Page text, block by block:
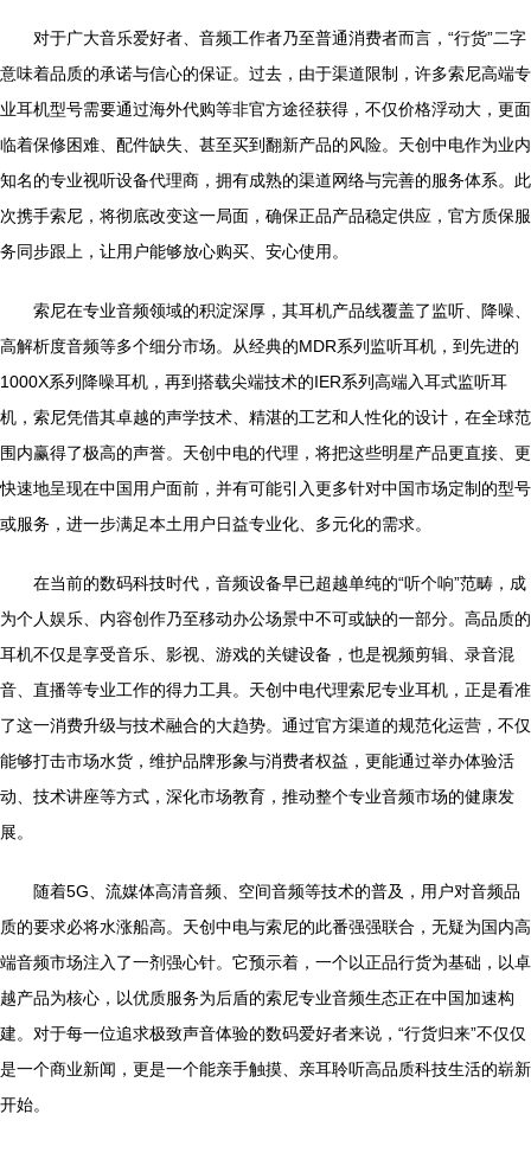
对于广大音乐爱好者、音频工作者乃至普通消费者而言，“行货”二字
意味着品质的承诺与信心的保证。过去，由于渠道限制，许多索尼高端专
业耳机型号需要通过海外代购等非官方途径获得，不仅价格浮动大，更面
临着保修困难、配件缺失、甚至买到翻新产品的风险。天创中电作为业内
知名的专业视听设备代理商，拥有成熟的渠道网络与完善的服务体系。此
次携手索尼，将彻底改变这一局面，确保正品产品稳定供应，官方质保服
务同步跟上，让用户能够放心购买、安心使用。
索尼在专业音频领域的积淀深厚，其耳机产品线覆盖了监听、降噪、
高解析度音频等多个细分市场。从经典的MDR系列监听耳机，到先进的
1000X系列降噪耳机，再到搭载尖端技术的IER系列高端入耳式监听耳
机，索尼凭借其卓越的声学技术、精湛的工艺和人性化的设计，在全球范
围内赢得了极高的声誉。天创中电的代理，将把这些明星产品更直接、更
快速地呈现在中国用户面前，并有可能引入更多针对中国市场定制的型号
或服务，进一步满足本土用户日益专业化、多元化的需求。
在当前的数码科技时代，音频设备早已超越单纯的“听个响”范畴，成
为个人娱乐、内容创作乃至移动办公场景中不可或缺的一部分。高品质的
耳机不仅是享受音乐、影视、游戏的关键设备，也是视频剪辑、录音混
音、直播等专业工作的得力工具。天创中电代理索尼专业耳机，正是看准
了这一消费升级与技术融合的大趋势。通过官方渠道的规范化运营，不仅
能够打击市场水货，维护品牌形象与消费者权益，更能通过举办体验活
动、技术讲座等方式，深化市场教育，推动整个专业音频市场的健康发
展。
随着5G、流媒体高清音频、空间音频等技术的普及，用户对音频品
质的要求必将水涨船高。天创中电与索尼的此番强强联合，无疑为国内高
端音频市场注入了一剂强心针。它预示着，一个以正品行货为基础，以卓
越产品为核心，以优质服务为后盾的索尼专业音频生态正在中国加速构
建。对于每一位追求极致声音体验的数码爱好者来说，“行货归来”不仅仅
是一个商业新闻，更是一个能亲手触摸、亲耳聆听高品质科技生活的崭新
开始。